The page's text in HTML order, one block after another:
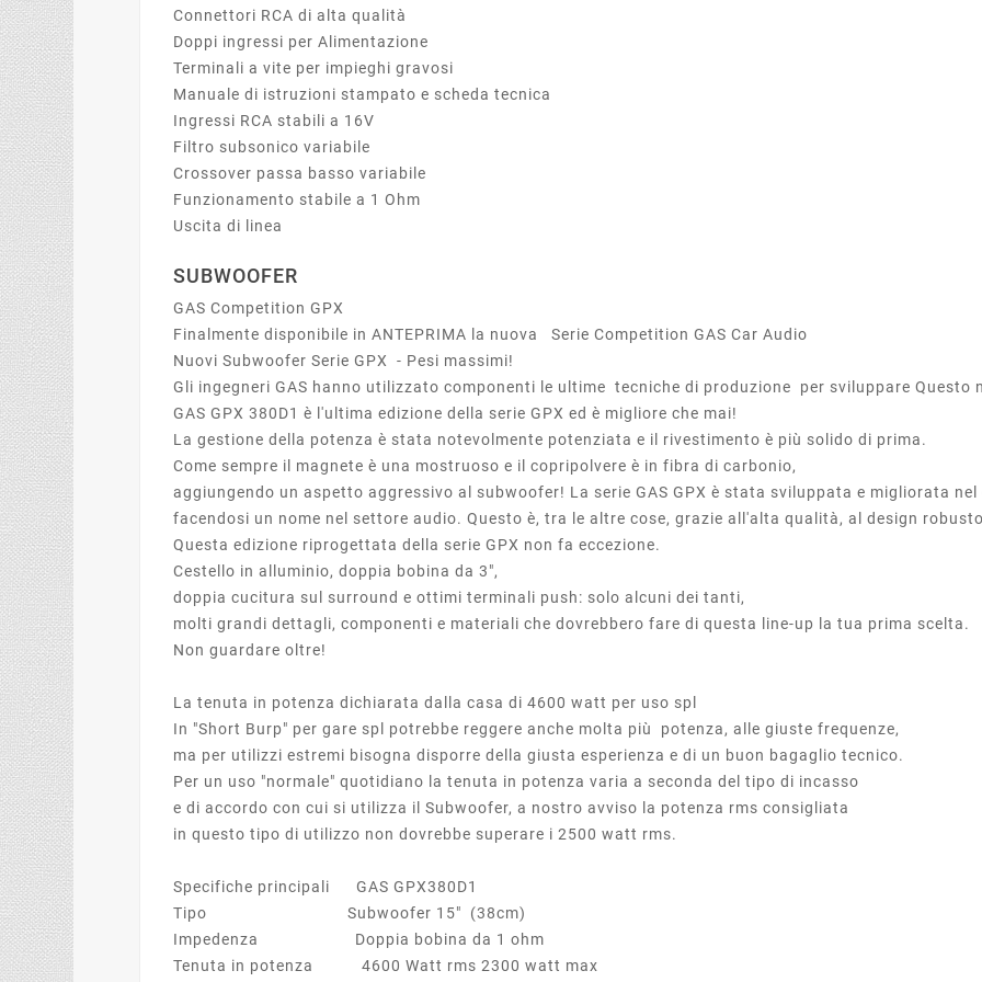
Connettori RCA di alta qualità
Doppi ingressi per Alimentazione
Terminali a vite per impieghi gravosi
Manuale di istruzioni stampato e scheda tecnica
Ingressi RCA stabili a 16V
Filtro subsonico variabile
Crossover passa basso variabile
Funzionamento stabile a 1 Ohm
Uscita di linea
SUBWOOFER
GAS Competition GPX
Finalmente disponibile in ANTEPRIMA la nuova Serie Competition GAS Car Audio
Nuovi Subwoofer Serie GPX - Pesi massimi!
Gli ingegneri GAS hanno utilizzato componenti le ultime tecniche di produzione per sviluppare Questo
GAS GPX 380D1 è l'ultima edizione della serie GPX ed è migliore che mai!
La gestione della potenza è stata notevolmente potenziata e il rivestimento è più solido di prima.
Come sempre il magnete è una mostruoso e il copripolvere è in fibra di carbonio,
aggiungendo un aspetto aggressivo al subwoofer! La serie GAS GPX è stata sviluppata e migliorata nel
facendosi un nome nel settore audio. Questo è, tra le altre cose, grazie all'alta qualità, al design
Questa edizione riprogettata della serie GPX non fa eccezione.
Cestello in alluminio, doppia bobina da 3″,
doppia cucitura sul surround e ottimi terminali push: solo alcuni dei tanti,
molti grandi dettagli, componenti e materiali che dovrebbero fare di questa line-up la tua prima scelta.
Non guardare oltre!
La tenuta in potenza dichiarata dalla casa di 4600 watt per uso spl
In "Short Burp" per gare spl potrebbe reggere anche molta più potenza, alle giuste frequenze,
ma per utilizzi estremi bisogna disporre della giusta esperienza e di un buon bagaglio tecnico.
Per un uso "normale" quotidiano la tenuta in potenza varia a seconda del tipo di incasso
e di accordo con cui si utilizza il Subwoofer, a nostro avviso la potenza rms consigliata
in questo tipo di utilizzo non dovrebbe superare i 2500 watt rms.
Specifiche principali GAS GPX380D1
Tipo Subwoofer 15" (38cm)
Impedenza Doppia bobina da 1 ohm
Tenuta in potenza 4600 Watt rms 2300 watt max